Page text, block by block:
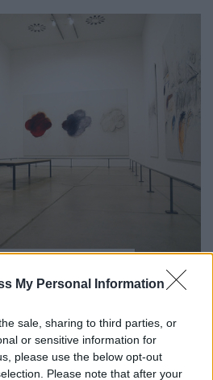
My Personal Information
sale, sharing to third parties, or
or sensitive information for
please use the below opt-out
Please note that after your
is kell a
a művészetnek nem kell
ápolni. Egy ihletett